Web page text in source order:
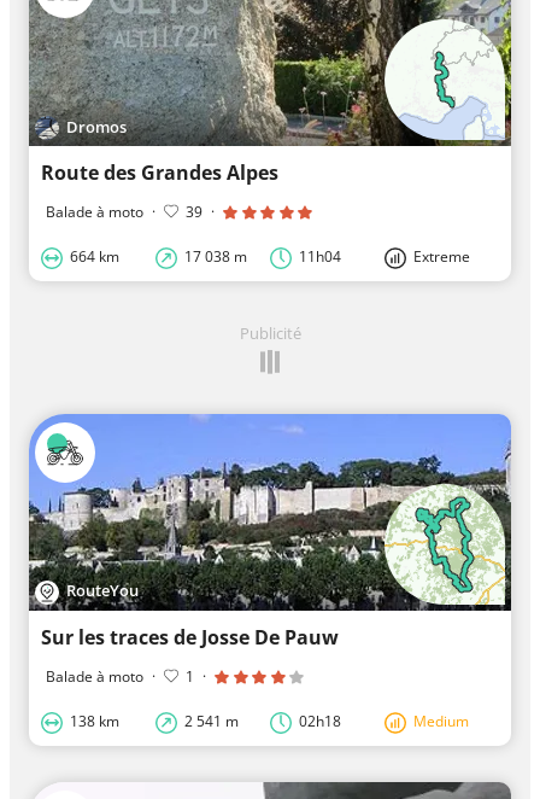
Dromos
Route des Grandes Alpes
Balade à moto · 39 ·
664 km 17 038 m 11h04 Extreme
Publicité
RouteYou
Sur les traces de Josse De Pauw
Balade à moto · 1 ·
138 km 2 541 m 02h18 Medium